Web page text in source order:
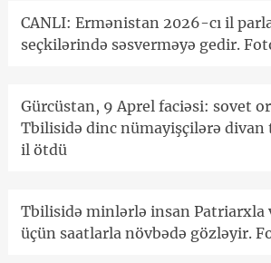
CANLI: Ermənistan 2026-cı il
seçkilərində səsverməyə gedir.
Gürcüstan, 9 Aprel faciəsi: sovet
Tbilisidə dinc nümayişçilərə divan
il ötdü
Tbilisidə minlərlə insan Patriarxla
üçün saatlarla növbədə gözləyir.